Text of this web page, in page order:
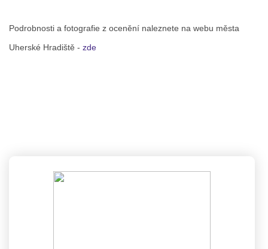
Podrobnosti a fotografie z ocenění naleznete na webu města
Uherské Hradiště - zde